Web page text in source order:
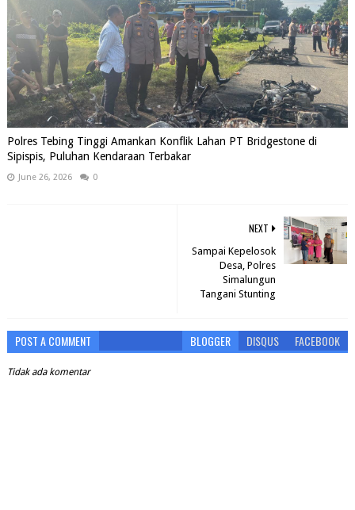
Polres Tebing Tinggi Amankan Konflik Lahan PT Bridgestone di
Sipispis, Puluhan Kendaraan Terbakar
June 26, 2026 0
NEXT
Sampai Kepelosok
Desa, Polres
Simalungun
Tangani Stunting
POST A COMMENT BLOGGER DISQUS FACEBOOK
Tidak ada komentar